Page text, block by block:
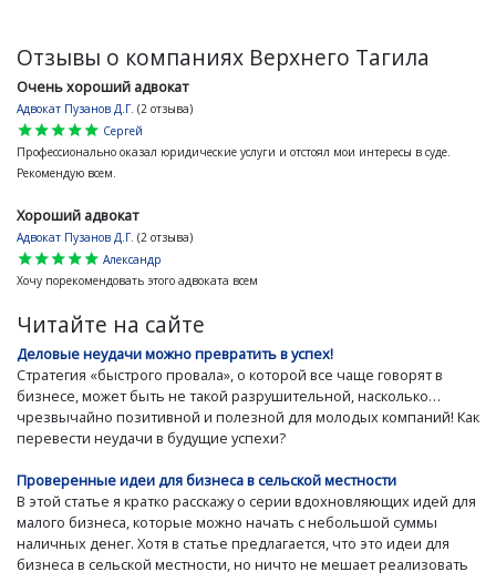
Отзывы о компаниях Верхнего Тагила
Очень хороший адвокат
Адвокат Пузанов Д.Г. (2 отзыва)
star
star
star
star
star
Сергей
Профессионально оказал юридические услуги и отстоял мои интересы в суде.
Рекомендую всем.
Хороший адвокат
Адвокат Пузанов Д.Г. (2 отзыва)
star
star
star
star
star
Александр
Хочу порекомендовать этого адвоката всем
Читайте на сайте
Деловые неудачи можно превратить в успех!
Стратегия «быстрого провала», о которой все чаще говорят в
бизнесе, может быть не такой разрушительной, насколько…
чрезвычайно позитивной и полезной для молодых компаний! Как
перевести неудачи в будущие успехи?
Проверенные идеи для бизнеса в сельской местности
В этой статье я кратко расскажу о серии вдохновляющих идей для
малого бизнеса, которые можно начать с небольшой суммы
наличных денег. Хотя в статье предлагается, что это идеи для
бизнеса в сельской местности, но ничто не мешает реализовать